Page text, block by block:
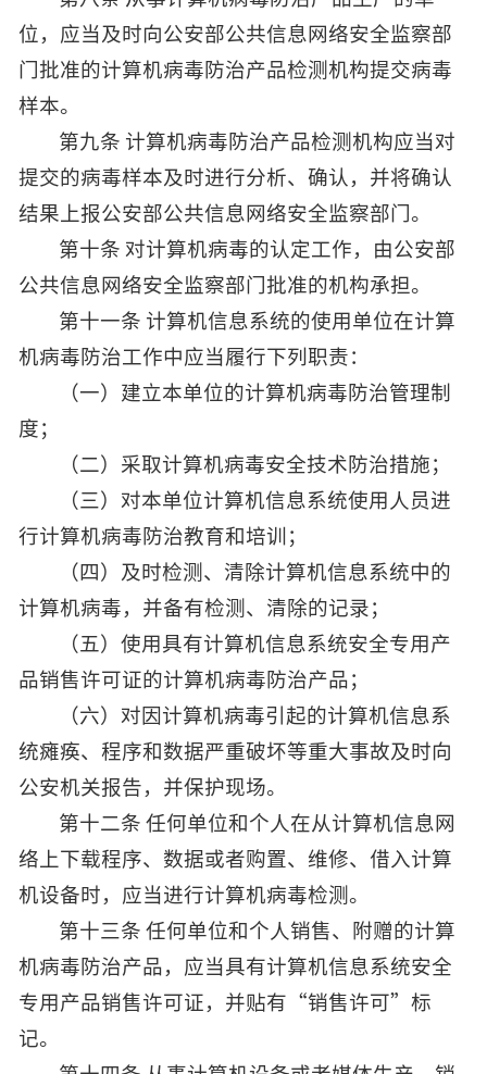
位，应当及时向公安部公共信息网络安全监察部
门批准的计算机病毒防治产品检测机构提交病毒
样本。
第九条 计算机病毒防治产品检测机构应当对
提交的病毒样本及时进行分析、确认，并将确认
结果上报公安部公共信息网络安全监察部门。
第十条 对计算机病毒的认定工作，由公安部
公共信息网络安全监察部门批准的机构承担。
第十一条 计算机信息系统的使用单位在计算
机病毒防治工作中应当履行下列职责：
（一）建立本单位的计算机病毒防治管理制
度；
（二）采取计算机病毒安全技术防治措施；
（三）对本单位计算机信息系统使用人员进
行计算机病毒防治教育和培训；
（四）及时检测、清除计算机信息系统中的
计算机病毒，并备有检测、清除的记录；
（五）使用具有计算机信息系统安全专用产
品销售许可证的计算机病毒防治产品；
（六）对因计算机病毒引起的计算机信息系
统瘫痪、程序和数据严重破坏等重大事故及时向
公安机关报告，并保护现场。
第十二条 任何单位和个人在从计算机信息网
络上下载程序、数据或者购置、维修、借入计算
机设备时，应当进行计算机病毒检测。
第十三条 任何单位和个人销售、附赠的计算
机病毒防治产品，应当具有计算机信息系统安全
专用产品销售许可证，并贴有“销售许可”标
记。